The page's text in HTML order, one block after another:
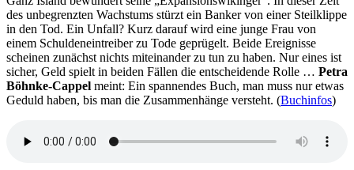
des unbegrenzten Wachstums stürzt ein Banker von einer Steilklippe
in den Tod. Ein Unfall? Kurz darauf wird eine junge Frau von
einem Schuldeneintreiber zu Tode geprügelt. Beide Ereignisse
scheinen zunächst nichts miteinander zu tun zu haben. Nur eines ist
sicher, Geld spielt in beiden Fällen die entscheidende Rolle … Petra
Böhnke-Cappel meint: Ein spannendes Buch, man muss nur etwas
Geduld haben, bis man die Zusammenhänge versteht. (Buchinfos)